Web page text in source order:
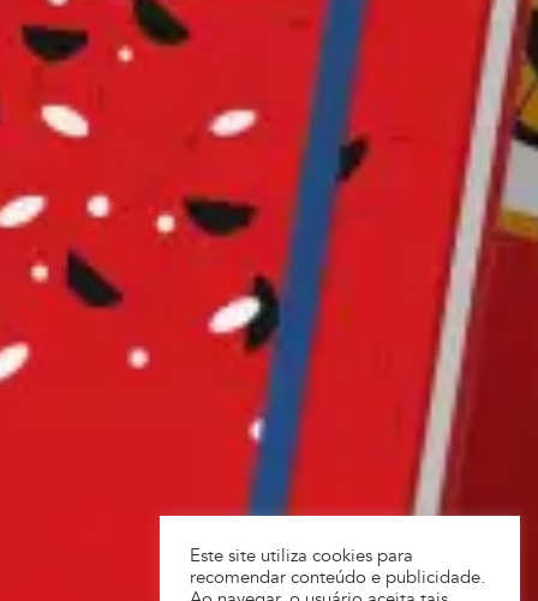
Este site utiliza cookies para
recomendar conteúdo e publicidade.